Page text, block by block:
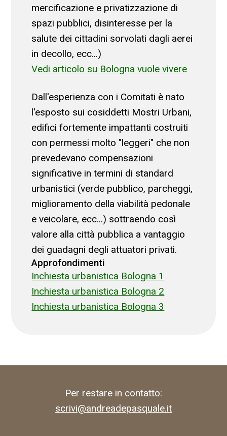
mercificazione e privatizzazione di
spazi pubblici, disinteresse per la
salute dei cittadini sorvolati dagli aerei
in decollo, ecc...)
Vedi articolo su Bologna vuole vivere
Dall'esperienza con i Comitati è nato
l'esposto sui cosiddetti Mostri Urbani,
edifici fortemente impattanti costruiti
con permessi molto "leggeri" che non
prevedevano compensazioni
significative in termini di standard
urbanistici (verde pubblico, parcheggi,
miglioramento della viabilità pedonale
e veicolare, ecc...) sottraendo così
valore alla città pubblica a vantaggio
dei guadagni degli attuatori privati.
Approfondimenti
Inchiesta urbanistica Bologna 1
Inchiesta urbanistica Bologna 2
Inchiesta urbanistica Bologna 3
Per restare in contatto:
scrivi@andreadepasquale.it